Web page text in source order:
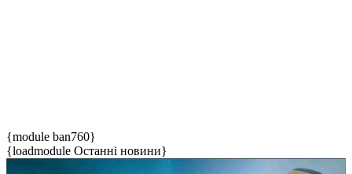
{module ban760}
{loadmodule Останні новини}